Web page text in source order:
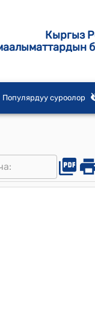
Кыргыз
Популярдуу суроолор